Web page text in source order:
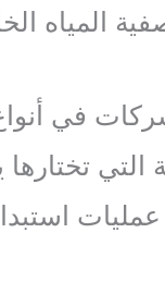
المياه
أنواع
تختارها
عمليات